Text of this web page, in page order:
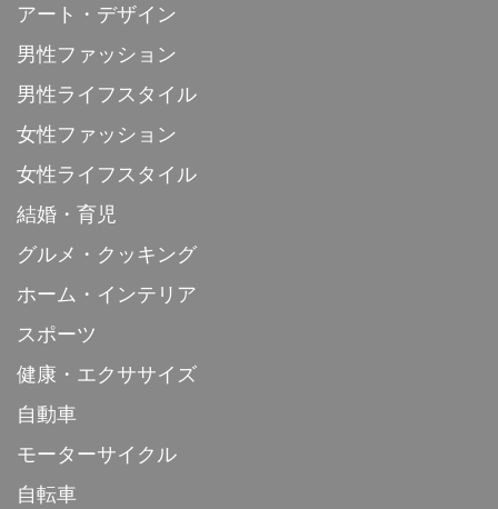
アート・デザイン
男性ファッション
男性ライフスタイル
女性ファッション
女性ライフスタイル
結婚・育児
グルメ・クッキング
ホーム・インテリア
スポーツ
健康・エクササイズ
自動車
モーターサイクル
自転車